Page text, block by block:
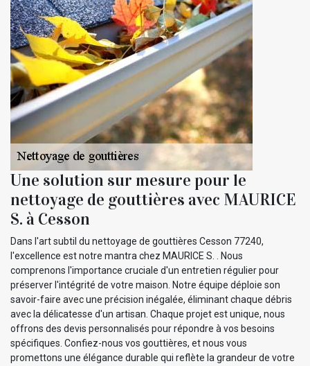
Une solution sur mesure pour le
nettoyage de gouttières avec MAURICE
S. à Cesson
Dans l'art subtil du nettoyage de gouttières Cesson 77240,
l'excellence est notre mantra chez MAURICE S. . Nous
comprenons l'importance cruciale d'un entretien régulier pour
préserver l'intégrité de votre maison. Notre équipe déploie son
savoir-faire avec une précision inégalée, éliminant chaque débris
avec la délicatesse d'un artisan. Chaque projet est unique, nous
offrons des devis personnalisés pour répondre à vos besoins
spécifiques. Confiez-nous vos gouttières, et nous vous
promettons une élégance durable qui reflète la grandeur de votre